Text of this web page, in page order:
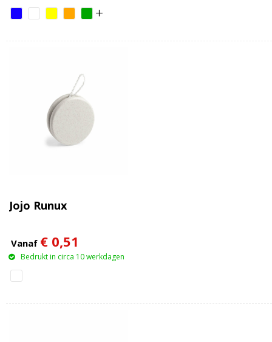
Jojo Runux
Vanaf € 0,51
Bedrukt in circa 10 werkdagen